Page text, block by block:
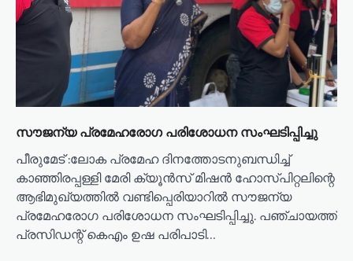
സൗജന്യ പ്രമേഹരോഗ പരിശോധന സംഘടിപ്പിച്ചു
പീരുമേട് :ലോക പ്രമേഹ ദിനത്തോടനുബന്ധിച്ച്
കാഞ്ഞിരപ്പള്ളി മേരി ക്യൂൻസ് മിഷൻ ഹോസ്പിറ്റലിന്റെ
ആഭിമുഖ്യത്തിൽ വണ്ടിപ്പെരിയാറിൽ സൗജന്യ
പ്രമേഹരോഗ പരിശോധന സംഘടിപ്പിച്ചു. പഞ്ചായത്ത്
പ്രസിഡന്റ് കെഎം ഉഷ പരിപാടി…